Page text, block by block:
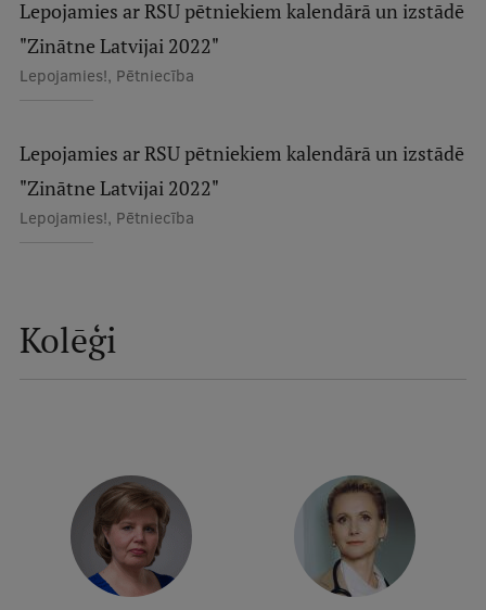
Projekti
Reitingi
Ilgtspējīga attīstība
Studiju un vides pieejamība
Atvērtā universitāte
Sagatavošanas kursi
Profesionālās pilnveides kursi
Lepojamies ar RSU pētniekiem kalendārā un izstādē
"Zinātne Latvijai 2022"
Lepojamies!, Pētniecība
Lepojamies ar RSU pētniekiem kalendārā un izstādē
"Zinātne Latvijai 2022"
Lepojamies!, Pētniecība
Kolēģi